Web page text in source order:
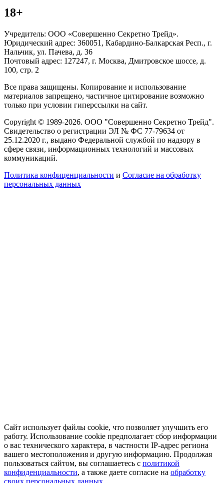
18+
Учредитель: ООО «Совершенно Секретно Трейд».
Юридический адрес: 360051, Кабардино-Балкарская Респ., г.
Нальчик, ул. Пачева, д. 36
Почтовый адрес: 127247, г. Москва, Дмитровское шоссе, д.
100, стр. 2
Все права защищены. Копирование и использование
материалов запрещено, частичное цитирование возможно
только при условии гиперссылки на сайт.
Copyright © 1989-2026. ООО "Совершенно Секретно Трейд".
Свидетельство о регистрации ЭЛ № ФС 77-79634 от
25.12.2020 г., выдано Федеральной службой по надзору в
сфере связи, информационных технологий и массовых
коммуникаций.
Политика конфиценциальности и Согласие на обработку
персональных данных
Сайт использует файлы cookie, что позволяет улучшить его
работу. Использование cookie предполагает сбор информации
о вас технического характера, в частности IP-адрес региона
вашего местоположения и другую информацию. Продолжая
пользоваться сайтом, вы соглашаетесь с политикой
конфиденциальности, а также даете согласие на обработку
своих персональных данных.